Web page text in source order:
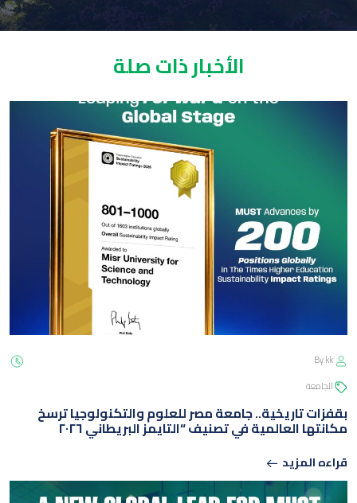
الأخبار ذات صلة
الجامعة
بقفزات تاريخية.. جامعة مصر للعلوم والتكنولوجيا ترسخ
مكانتها العالمية في تصنيف “التايمز البريطاني ٢٠٢٦
قراءه المزيد